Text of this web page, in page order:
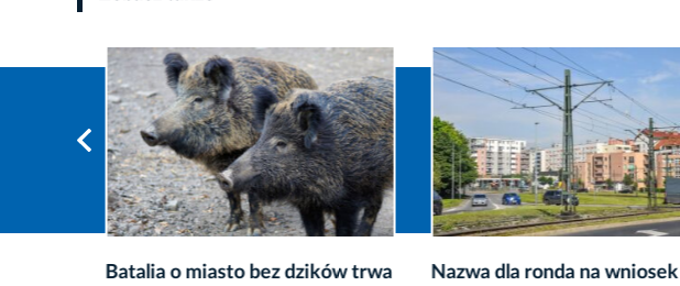
Batalia o miasto bez dzików trwa
Nazwa dla ronda na wniosek